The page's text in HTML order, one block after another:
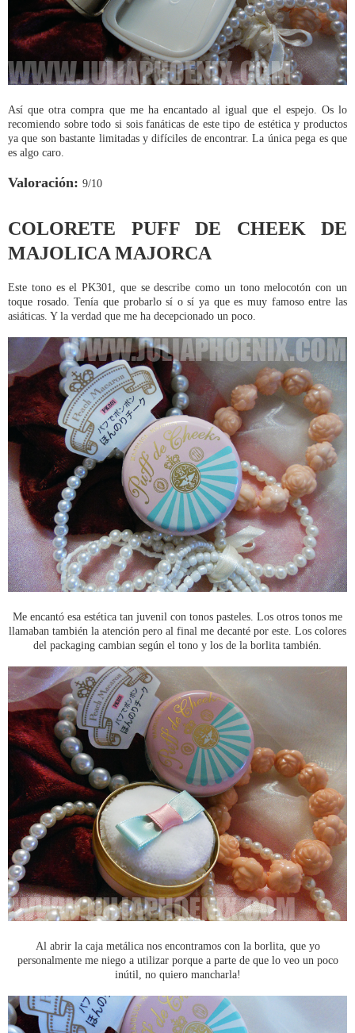
Así que otra compra que me ha encantado al igual que el espejo. Os lo
recomiendo sobre todo si sois fanáticas de este tipo de estética y productos
ya que son bastante limitadas y difíciles de encontrar. La única pega es que
es algo caro.
Valoración: 9/10
COLORETE PUFF DE CHEEK DE
MAJOLICA MAJORCA
Este tono es el PK301, que se describe como un tono melocotón con un
toque rosado. Tenía que probarlo sí o sí ya que es muy famoso entre las
asiáticas. Y la verdad que me ha decepcionado un poco.
Me encantó esa estética tan juvenil con tonos pasteles. Los otros tonos me
llamaban también la atención pero al final me decanté por este. Los colores
del packaging cambian según el tono y los de la borlita también.
Al abrir la caja metálica nos encontramos con la borlita, que yo
personalmente me niego a utilizar porque a parte de que lo veo un poco
inútil, no quiero mancharla!